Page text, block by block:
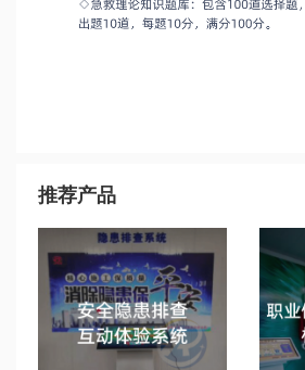
推荐产品